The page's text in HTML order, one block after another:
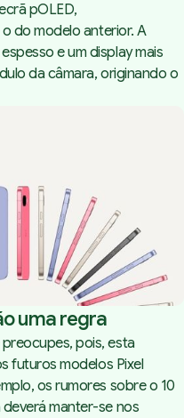
pOLED,
do modelo anterior. A
e um display mais
da câmara, originando o
uma regra
pois, esta
futuros modelos Pixel
os rumores sobre o 10
manter-se nos